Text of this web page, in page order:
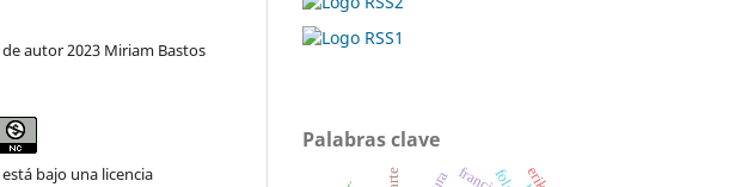
autor 2023 Miriam Bastos
bajo una licencia
Palabras clave